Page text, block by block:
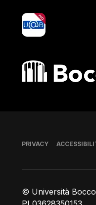
yoU@B
Bocconi shop
© Università
Piè di pagina
PRIVACY